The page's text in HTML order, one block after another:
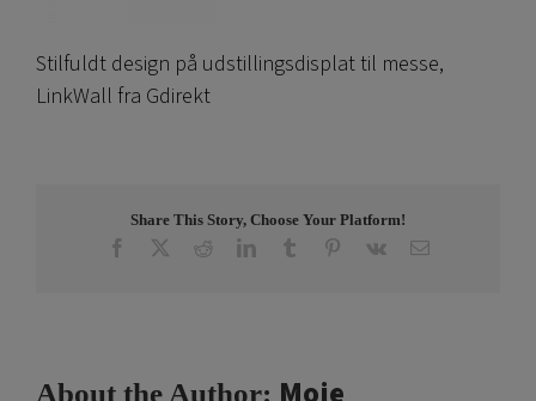
Stilfuldt design på udstillingsdisplat til messe,
LinkWall fra Gdirekt
Share This Story, Choose Your Platform!
Facebook RedditLinkedInTumblr Pinterest
Vk Email
About the Author: